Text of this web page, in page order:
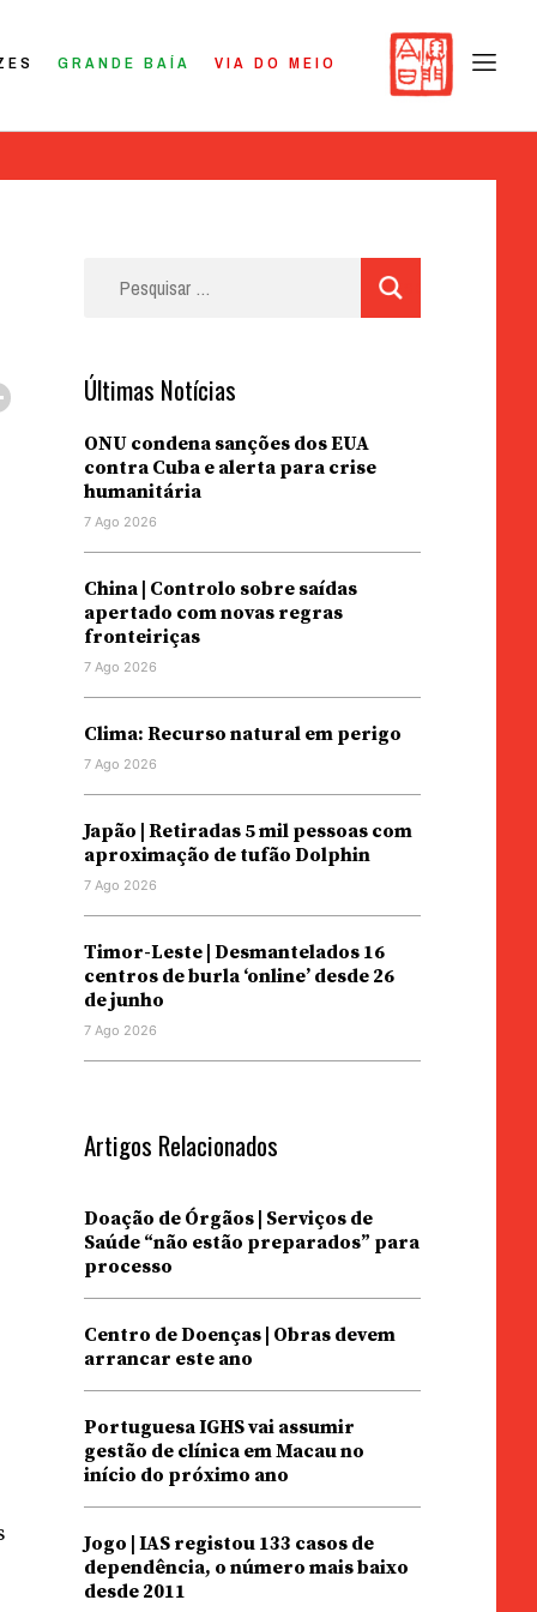
GRANDE BAÍA VIA DO MEIO
Últimas Notícias
ONU condena sanções dos EUA
contra Cuba e alerta para crise
humanitária
7 Ago 2026
China | Controlo sobre saídas
apertado com novas regras
fronteiriças
7 Ago 2026
Clima: Recurso natural em perigo
7 Ago 2026
Japão | Retiradas 5 mil pessoas com
aproximação de tufão Dolphin
7 Ago 2026
Timor-Leste | Desmantelados 16
centros de burla ‘online’ desde 26
de junho
7 Ago 2026
Artigos Relacionados
Doação de Órgãos | Serviços de
Saúde “não estão preparados” para
processo
Centro de Doenças | Obras devem
arrancar este ano
Portuguesa IGHS vai assumir
gestão de clínica em Macau no
início do próximo ano
Jogo | IAS registou 133 casos de
dependência, o número mais baixo
desde 2011